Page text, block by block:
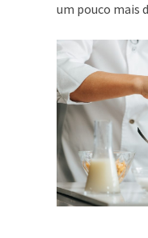
um pouco mais